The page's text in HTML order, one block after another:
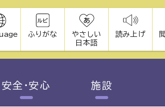
ふりがな
やさしい
日本語
読み上げ
安全・安心 施設